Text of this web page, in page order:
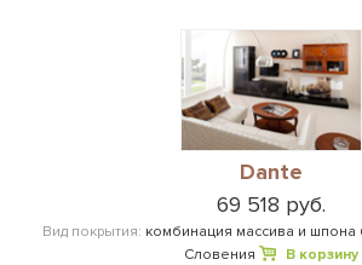
Dante
69 518 руб.
Вид покрытия: комбинация массива и шпона
Словения
В корзину